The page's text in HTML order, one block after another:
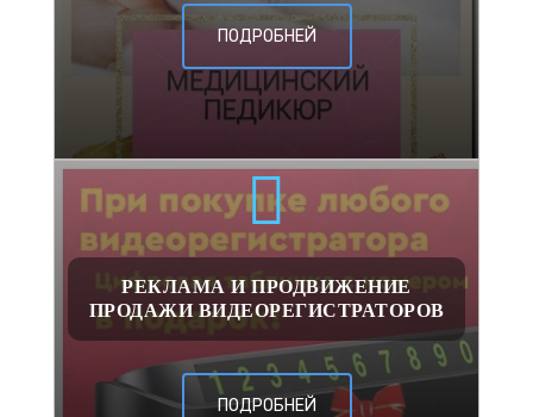
ПОДРОБНЕЙ
РЕКЛАМА И ПРОДВИЖЕНИЕ
ПРОДАЖИ ВИДЕОРЕГИСТРАТОРОВ
ПОДРОБНЕЙ